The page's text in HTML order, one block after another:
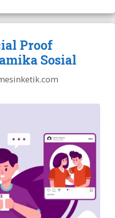
Proof
Sosial